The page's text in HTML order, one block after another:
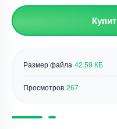
Размер файла 42.59 КБ
Просмотров 267